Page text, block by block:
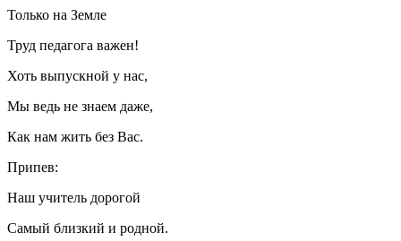
Только на Земле
Труд педагога важен!
Хоть выпускной у нас,
Мы ведь не знаем даже,
Как нам жить без Вас.
Припев:
Наш учитель дорогой
Самый близкий и родной.